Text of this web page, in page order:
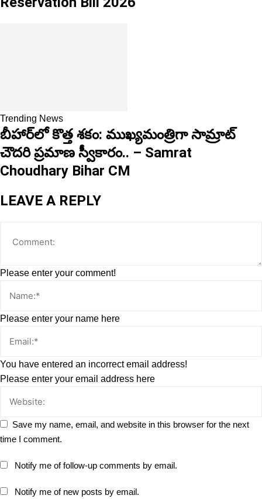
Trending News
బీహార్‌లో కొత్త శకం: ముఖ్యమంత్రిగా సామ్రాట్
చౌదరి ప్రమాణ స్వీకారం.. – Samrat
Choudhary Bihar CM
LEAVE A REPLY
Please enter your comment!
Please enter your name here
You have entered an incorrect email address!
Please enter your email address here
Save my name, email, and website in this browser for the next
time I comment.
Notify me of follow-up comments by email.
Notify me of new posts by email.